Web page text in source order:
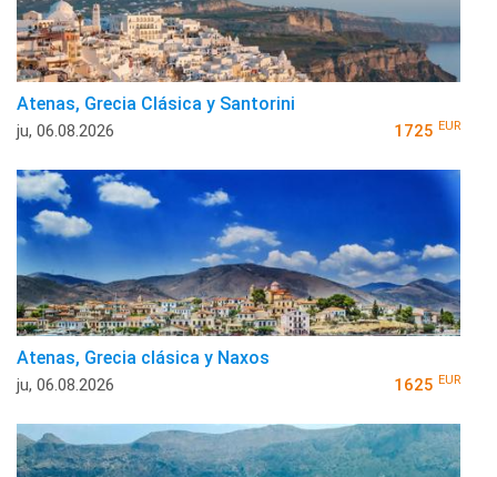
Atenas, Grecia Clásica y Santorini
ju, 06.08.2026 1725 EUR
Atenas, Grecia clásica y Naxos
ju, 06.08.2026 1625 EUR